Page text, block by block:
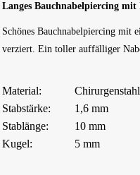
Langes Bauchnabelpiercing
Schönes Bauchnabelpiercing mit
verziert. Ein toller auffälliger
Material:
Stabstärke:
1,6 mm
Stablänge:
10 mm
Kugel:
5 mm